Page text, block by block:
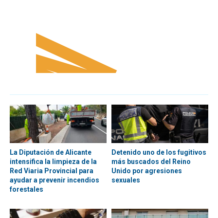
La Diputación de Alicante
intensifica la limpieza de la
Red Viaria Provincial para
ayudar a prevenir incendios
forestales
Detenido uno de los fugitivos
más buscados del Reino
Unido por agresiones
sexuales